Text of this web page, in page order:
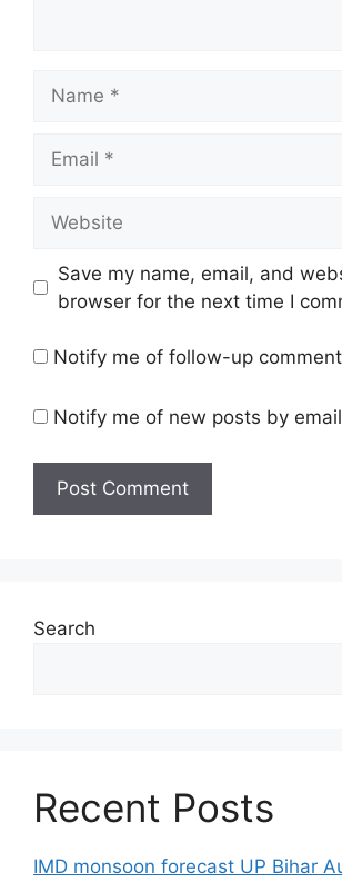
Save my name, email, and
browser for the next time I
Notify me of follow-up
Notify me of new posts by
Search
Recent Posts
IMD monsoon forecast UP Bihar